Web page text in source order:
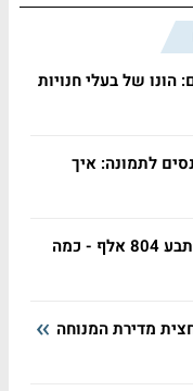
של בעלי חנויות
לתמונה: איך
פוטר אחרי 29 שנה בלי שימוע, תבע 804 אלף - כמה